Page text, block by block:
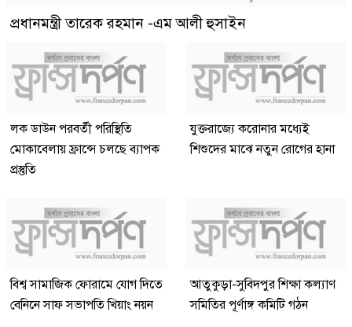
প্রধানমন্ত্রী তারেক রহমান -এম আলী হুসাইন
লক ডাউন পরবর্তী পরিস্থিতি
মোকাবেলায় ফ্রান্সে চলছে ব্যাপক
প্রস্তুতি
যুক্তরাজ্যে করোনার মধ্যেই
শিশুদের মাঝে নতুন রোগের হানা
বিশ্ব সামাজিক ফোরামে যোগ দিতে
বেনিনে সাফ সভাপতি খিয়াং নয়ন
আতুকুড়া-সুবিদপুর শিক্ষা কল্যাণ
সমিতির পূর্ণাঙ্গ কমিটি গঠন